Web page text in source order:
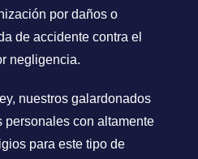
por daños o
de accidente contra el
negligencia.
nuestros galardonados
personales con altamente
para este tipo de